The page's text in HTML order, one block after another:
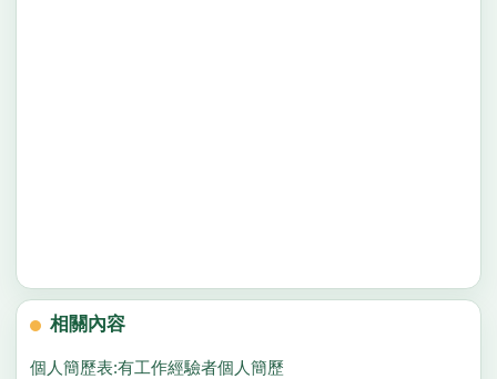
相關內容
個人簡歷表:有工作經驗者個人簡歷